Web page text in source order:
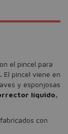
el pincel para
El pincel viene en
y esponjosas
líquido,
con